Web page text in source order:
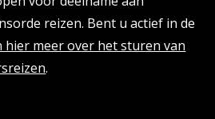
reizen. Bent u actief in de
hier meer over het sturen van
.